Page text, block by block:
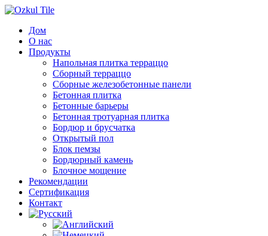
Дом
О нас
Продукты
Напольная плитка терраццо
Сборный терраццо
Сборные железобетонные панели
Бетонная плитка
Бетонные барьеры
Бетонная тротуарная плитка
Бордюр и брусчатка
Открытый пол
Блок пемзы
Бордюрный камень
Блочное мощение
Рекомендации
Сертификация
Контакт